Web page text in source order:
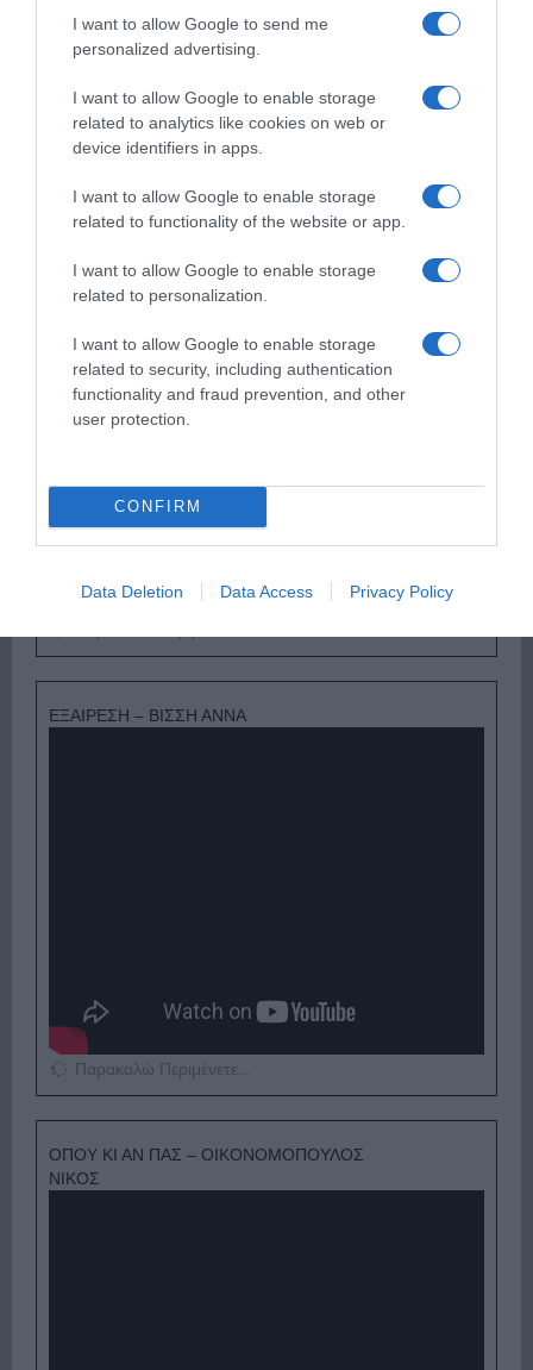
I want to allow Google to send me
personalized advertising.
I want to allow Google to enable storage
related to analytics like cookies on web or
device identifiers in apps.
I want to allow Google to enable storage
related to functionality of the website or app.
I want to allow Google to enable storage
related to personalization.
I want to allow Google to enable storage
related to security, including authentication
functionality and fraud prevention, and other
user protection.
CONFIRM
Data Deletion Data Access Privacy Policy
Παρακαλώ Περιμένετε...
ΔΕΥΤΕΡΑ – ΡΕΜΟΣ ΑΝΤΩΝΗΣ
ΕΞΑΙΡΕΣΗ – ΒΙΣΣΗ ΑΝΝΑ
Παρακαλώ Περιμένετε...
ΟΠΟΥ ΚΙ ΑΝ ΠΑΣ – ΟΙΚΟΝΟΜΟΠΟΥΛΟΣ
ΝΙΚΟΣ